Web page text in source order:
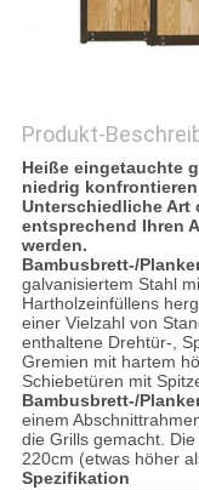
Produkt-
Heiße eingetauchte
niedrig konfrontieren
Unterschiedliche Art
entsprechend Ihren
werden.
Bambusbrett-/
galvanisiertem Stahl
Hartholzeinfüllens
einer Vielzahl von
enthaltene Drehtür-,
Gremien mit hartem
Schiebetüren mit
Bambusbrett-/
einem
die Grills gemacht.
220cm (etwas höher
Spezifikation